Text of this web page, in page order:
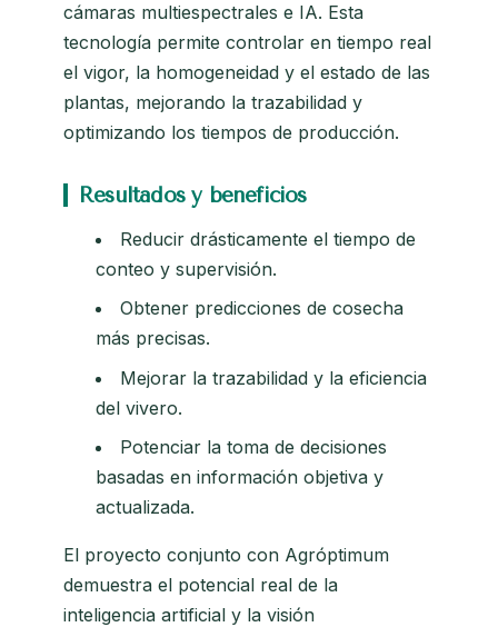
cámaras multiespectrales e IA. Esta
tecnología permite controlar en tiempo real
el vigor, la homogeneidad y el estado de las
plantas, mejorando la trazabilidad y
optimizando los tiempos de producción.
Resultados y beneficios
Reducir drásticamente el tiempo de
conteo y supervisión.
Obtener predicciones de cosecha
más precisas.
Mejorar la trazabilidad y la eficiencia
del vivero.
Potenciar la toma de decisiones
basadas en información objetiva y
actualizada.
El proyecto conjunto con Agróptimum
demuestra el potencial real de la
inteligencia artificial y la visión